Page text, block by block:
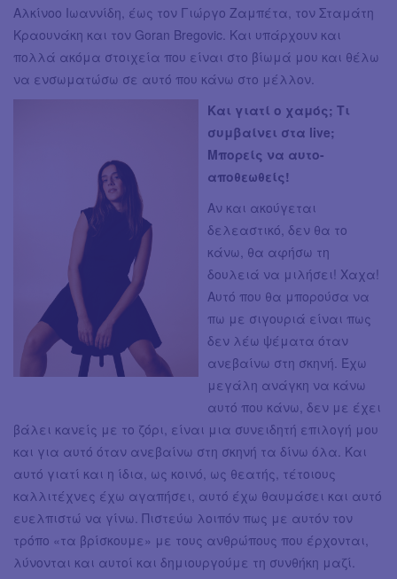
Αλκίνοο Ιωαννίδη, έως τον Γιώργο Ζαμπέτα, τον Σταμάτη
Κραουνάκη και τον Goran Bregovic. Και υπάρχουν και
πολλά ακόμα στοιχεία που είναι στο βίωμά μου και θέλω
να ενσωματώσω σε αυτό που κάνω στο μέλλον.
Και γιατί ο χαμός; Τι
συμβαίνει στα live;
Μπορείς να αυτο-
αποθεωθείς!
Αν και ακούγεται
δελεαστικό, δεν θα το
κάνω, θα αφήσω τη
δουλειά να μιλήσει! Χαχα!
Αυτό που θα μπορούσα να
πω με σιγουριά είναι πως
δεν λέω ψέματα όταν
ανεβαίνω στη σκηνή. Έχω
μεγάλη ανάγκη να κάνω
αυτό που κάνω, δεν με έχει
βάλει κανείς με το ζόρι, είναι μια συνειδητή επιλογή μου
και για αυτό όταν ανεβαίνω στη σκηνή τα δίνω όλα. Και
αυτό γιατί και η ίδια, ως κοινό, ως θεατής, τέτοιους
καλλιτέχνες έχω αγαπήσει, αυτό έχω θαυμάσει και αυτό
ευελπιστώ να γίνω. Πιστεύω λοιπόν πως με αυτόν τον
τρόπο «τα βρίσκουμε» με τους ανθρώπους που έρχονται,
λύνονται και αυτοί και δημιουργούμε τη συνθήκη μαζί.